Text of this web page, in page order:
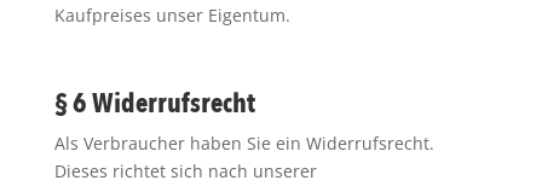
Kaufpreises unser Eigentum.
§ 6 Widerrufsrecht
Als Verbraucher haben Sie ein Widerrufsrecht.
Dieses richtet sich nach unserer